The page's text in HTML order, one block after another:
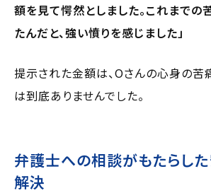
額を見て愕然としました。これまでの
たんだと、強い憤りを感じました」
提示された金額は、Oさんの心身の苦
は到底ありませんでした。
弁護士への相談がもたらし
解決